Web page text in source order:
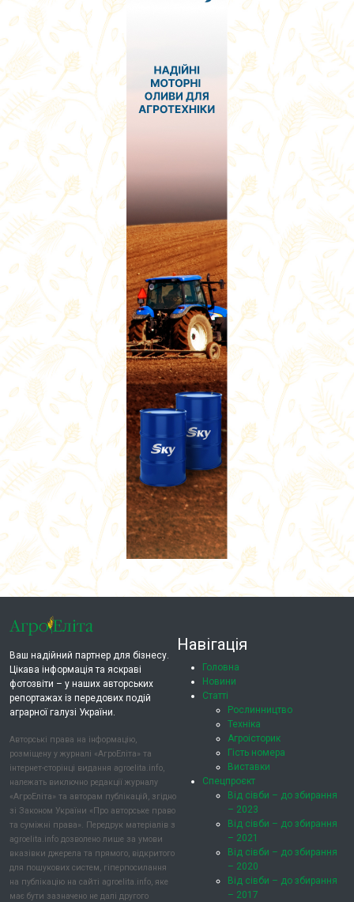
Ваш надійний партнер для бізнесу.
Цікава інформація та яскраві
фотозвіти – у наших авторських
репортажах із передових подій
аграрної галузі України.
Авторські права на інформацію,
розміщену у журналі «АгроЕліта» та
інтернет-сторінці видання agroelita.info,
належать виключно редакції журналу
«АгроЕліта» та авторам публікацій, згідно
зі Законом України «Про авторське право
та суміжні права». Передрук матеріалів з
agroelita.info дозволено лише за умови
вказівки джерела та прямого, відкритого
для пошукових систем, гіперпосилання
на публікацію на сайті agroelita.info, яке
має бути зазначено не далі другого
Навігація
Головна
Новини
Статті
Рослинництво
Техніка
Агроісторик
Гість номера
Виставки
Спецпроєкт
Від сівби – до збирання
– 2023
Від сівби – до збирання
– 2021
Від сівби – до збирання
– 2020
Від сівби – до збирання
– 2017